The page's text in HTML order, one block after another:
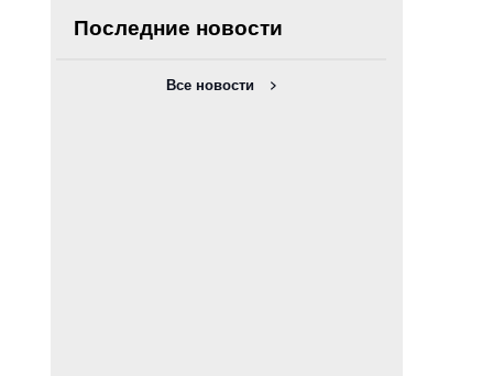
Последние новости
Все новости